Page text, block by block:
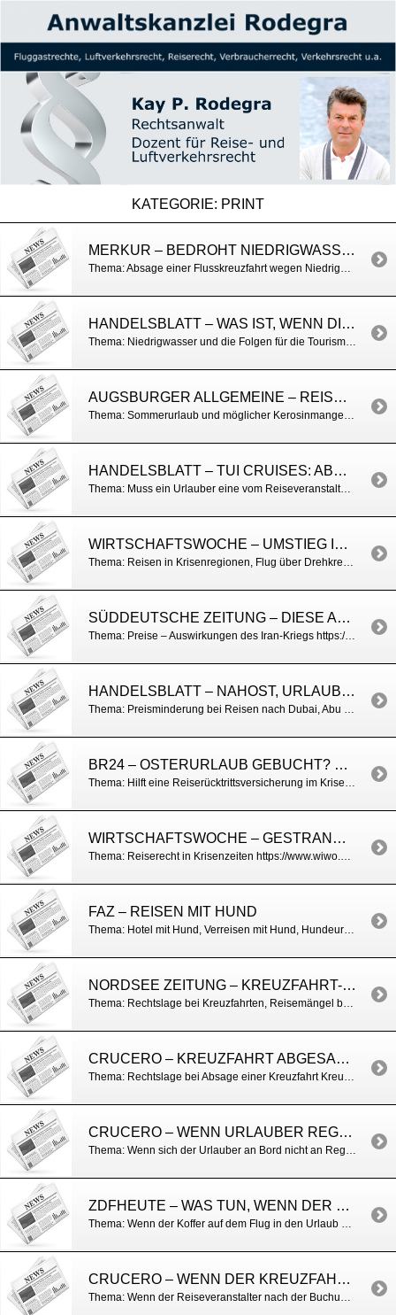
KATEGORIE: PRINT
MERKUR – BEDROHT NIEDRIGWASSER IHREN TRAUMURLAUB? WAS SIE BEI GEBUCHTER FLUSSKREUZFAHRT UNBEDINGT WISSEN MÜSSEN
Thema: Absage einer Flusskreuzfahrt wegen Niedrigwasser Flusskreuzfahrt bei Niedrigwasser: Was Reisende beachten müssen
HANDELSBLATT – WAS IST, WENN DIE FLUSSREISE INS WASSER FÄLLT?
Thema: Niedrigwasser und die Folgen für die Tourismusbranche Niedrige Pegelstände: Was ist, wenn die Flussreise ins Wasser fällt?
AUGSBURGER ALLGEMEINE – REISEVERANSTALTER VERSICHERN TROTZ KEROSIN-MANGEL: „DER SOMMERURLAUB IST SICHER“
Thema: Sommerurlaub und möglicher Kerosinmangel Kerosin-Mangel: Ist der Sommerurlaub sicher? Was Urlauber jetzt wissen müssen
HANDELSBLATT – TUI CRUISES: ABGESAGTE REISEN STARTEN DOCH
Thema: Muss ein Urlauber eine vom Reiseveranstalter abgesagte Reise antreten, wenn sie plötzlich doch stattfindet? Iran-Krieg: Tui Cruises: Abgesagte Kreuzfahrten starten doch
WIRTSCHAFTSWOCHE – UMSTIEG IN KRISENREGION? DIESE RECHTE HABEN FLUGREISENDE
Thema: Reisen in Krisenregionen, Flug über Drehkreuz Klarstellung des Außenamtes: Umstieg in Krisenregion? Diese Rechte haben Flugreisende
SÜDDEUTSCHE ZEITUNG – DIESE AUSWIRKUNGEN HAT DER IRAN-KRIEG
Thema: Preise – Auswirkungen des Iran-Kriegs https://www.sueddeutsche.de/projekte/artikel/wirtschaft/iran-krieg-auswirkungen-verbraucher-deutschland-reisen-heizen-spritpreise-e324047/?reduced=true
HANDELSBLATT – NAHOST, URLAUBER KÖNNEN TEILE DES REISEPREISES ZURÜCKFORDERN
Thema: Preisminderung bei Reisen nach Dubai, Abu Dhabi und Doha https://www.handelsblatt.com/dpa/reisemaengel-nahost-urlauber-koennen-teile-des-reisepreises-zurueckfordern/100207392.html
BR24 – OSTERURLAUB GEBUCHT? WELCHE BELIEBTEN ZIELE JETZT RISKANT SIND
Thema: Hilft eine Reiserücktrittsversicherung im Krisenfall? https://www.br.de/nachrichten/deutschland-welt/osterurlaub-gebucht-welche-beliebten-ziele-jetzt-riskant-sind,VD5Vm0n
WIRTSCHAFTSWOCHE – GESTRANDET WEGEN IRAN-KRIEG: WAS REISENDEN RECHTLICH ZUSTEHT
Thema: Reiserecht in Krisenzeiten https://www.wiwo.de/dpa/eskalation-im-nahen-osten-gestrandet-wegen-iran-krieg-was-reisenden-rechtlich-zusteht/100205084.html
FAZ – REISEN MIT HUND
Thema: Hotel mit Hund, Verreisen mit Hund, Hundeurlaub https://www.faz.net/aktuell/reise/was-hundebesitzer-auf-reisen-beachten-muessen-110844730.html Hoteltipps unter: www.relaxen-mit-hund.de
NORDSEE ZEITUNG – KREUZFAHRT-REISERECHT: DIESE TABELLE MUSST DU JETZT KENNEN!
Thema: Rechtslage bei Kreuzfahrten, Reisemängel bei Kreuzfahrten, Entschädigung bei Kreuzfahrten Kreuzfahrt-Reiserecht: Neue „Würzburger Tabelle“ online
CRUCERO – KREUZFAHRT ABGESAGT: WENN DER ORIENTTRAUM PLATZT
Thema: Rechtslage bei Absage einer Kreuzfahrt Kreuzfahrt geändert? Das sind Ihre Rechte als Urlauber
CRUCERO – WENN URLAUBER REGELN BRECHEN: AUSSCHIFFEN STATT ABSCHALTEN
Thema: Wenn sich der Urlauber an Bord nicht an Regeln hält Kreuzfahrt geändert? Das sind Ihre Rechte als Urlauber
ZDFHEUTE – WAS TUN, WENN DER KOFFER WEG IST?
Thema: Wenn der Koffer auf dem Flug in den Urlaub verloren geht. https://www.zdfheute.de/ratgeber/koffer-verloren-verspaetet-gepaeckverlust-flughafen-urlaub-100.html
CRUCERO – WENN DER KREUZFAHRT-TRAUM PLATZT: WAS BEI ÄNDERUNGEN DER REISEROUTE WIRKLICH GILT
Thema: Wenn der Reiseveranstalter nach der Buchung Änderungen vornimmt. Was darf der Reiseveranstalter ändern?